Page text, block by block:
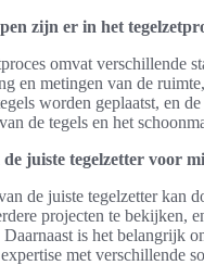
zijn er in het
omvat verschillende
en metingen van de
worden geplaatst, en
de tegels en het
de juiste tegelzetter voor
de juiste tegelzetter kan
projecten te bekijken,
is het belangrijk
met verschillende